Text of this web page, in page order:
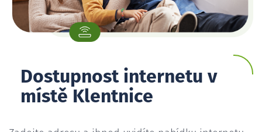
Dostupnost internetu v
místě Klentnice